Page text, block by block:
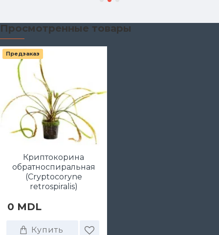
Просмотренные товары
Предзаказ
Криптокорина
обратноспиральная
(Cryptocoryne
retrospiralis)
0 MDL
Купить